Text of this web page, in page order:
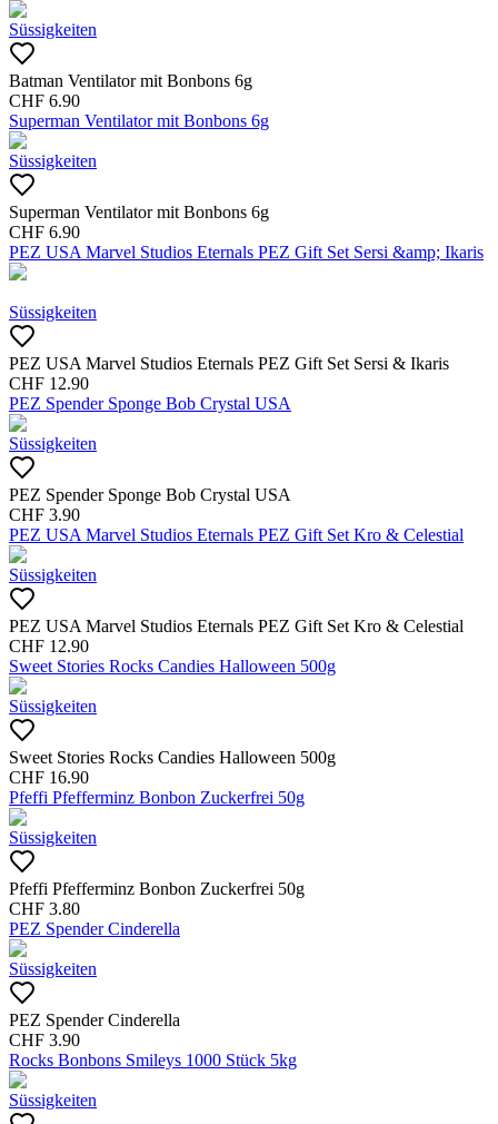
Süssigkeiten
Batman Ventilator mit Bonbons 6g
CHF 6.90
Superman Ventilator mit Bonbons 6g
Süssigkeiten
Superman Ventilator mit Bonbons 6g
CHF 6.90
PEZ USA Marvel Studios Eternals PEZ Gift Set Sersi &amp; Ikaris
Süssigkeiten
PEZ USA Marvel Studios Eternals PEZ Gift Set Sersi & Ikaris
CHF 12.90
PEZ Spender Sponge Bob Crystal USA
Süssigkeiten
PEZ Spender Sponge Bob Crystal USA
CHF 3.90
PEZ USA Marvel Studios Eternals PEZ Gift Set Kro & Celestial
Süssigkeiten
PEZ USA Marvel Studios Eternals PEZ Gift Set Kro & Celestial
CHF 12.90
Sweet Stories Rocks Candies Halloween 500g
Süssigkeiten
Sweet Stories Rocks Candies Halloween 500g
CHF 16.90
Pfeffi Pfefferminz Bonbon Zuckerfrei 50g
Süssigkeiten
Pfeffi Pfefferminz Bonbon Zuckerfrei 50g
CHF 3.80
PEZ Spender Cinderella
Süssigkeiten
PEZ Spender Cinderella
CHF 3.90
Rocks Bonbons Smileys 1000 Stück 5kg
Süssigkeiten